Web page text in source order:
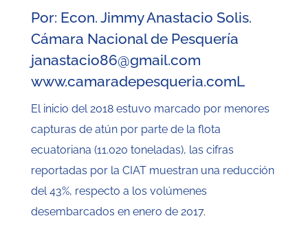
Por: Econ. Jimmy Anastacio Solis.
Cámara Nacional de Pesquería
janastacio86@gmail.com
www.camaradepesqueria.comL
El inicio del 2018 estuvo marcado por menores
capturas de atún por parte de la flota
ecuatoriana (11.020 toneladas), las cifras
reportadas por la CIAT muestran una reducción
del 43%, respecto a los volúmenes
desembarcados en enero de 2017.